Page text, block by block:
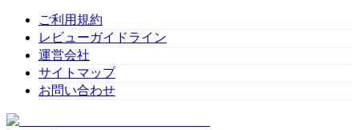
ご利用規約
レビューガイドライン
運営会社
サイトマップ
お問い合わせ